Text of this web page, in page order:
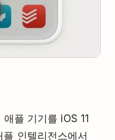
플 기기를 iOS 11
인텔리전스에서